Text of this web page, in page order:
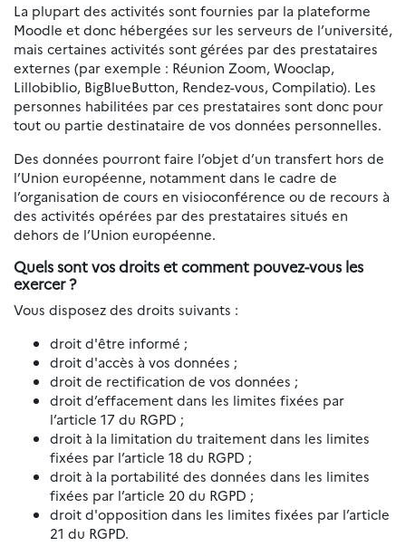
La plupart des activités sont fournies par la plateforme
Moodle et donc hébergées sur les serveurs de l’université,
mais certaines activités sont gérées par des prestataires
externes (par exemple : Réunion Zoom, Wooclap,
Lillobiblio, BigBlueButton, Rendez-vous, Compilatio). Les
personnes habilitées par ces prestataires sont donc pour
tout ou partie destinataire de vos données personnelles.
Des données pourront faire l’objet d’un transfert hors de
l’Union européenne, notamment dans le cadre de
l’organisation de cours en visioconférence ou de recours à
des activités opérées par des prestataires situés en
dehors de l’Union européenne.
Quels sont vos droits et comment pouvez-vous les
exercer ?
Vous disposez des droits suivants :
droit d'être informé ;
droit d'accès à vos données ;
droit de rectification de vos données ;
droit d’effacement dans les limites fixées par
l’article 17 du RGPD ;
droit à la limitation du traitement dans les limites
fixées par l’article 18 du RGPD ;
droit à la portabilité des données dans les limites
fixées par l’article 20 du RGPD ;
droit d'opposition dans les limites fixées par l’article
21 du RGPD.